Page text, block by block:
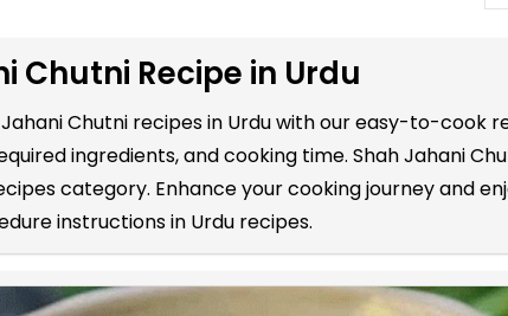
Chutni Recipe in Urdu
Jahani Chutni recipes in Urdu with our easy-to-
ingredients, and cooking time. Shah Jahani
category. Enhance your cooking journey and
instructions in Urdu recipes.